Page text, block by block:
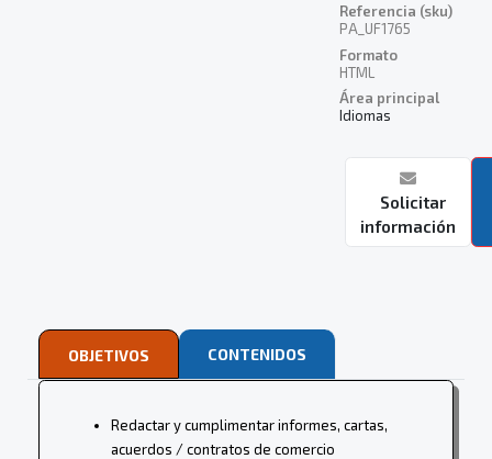
Referencia (sku)
PA_UF1765
Formato
HTML
Área principal
Idiomas
Solicitar
información
OBJETIVOS CONTENIDOS
Redactar y cumplimentar informes, cartas,
acuerdos / contratos de comercio